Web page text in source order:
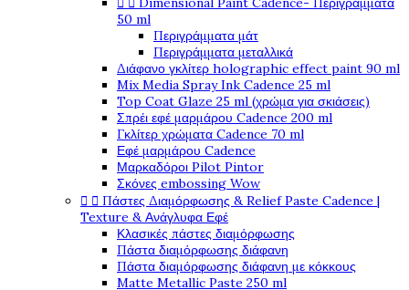
50 ml
Περιγράμματα μάτ
Περιγράμματα μεταλλικά
Διάφανο γκλίτερ holographic effect paint 90 ml
Mix Media Spray Ink Cadence 25 ml
Top Coat Glaze 25 ml (χρώμα για σκιάσεις)
Σπρέι εφέ μαρμάρου Cadence 200 ml
Γκλίτερ χρώματα Cadence 70 ml
Εφέ μαρμάρου Cadence
Μαρκαδόροι Pilot Pintor
Σκόνες embossing Wow
  Πάστες Διαμόρφωσης & Relief Paste Cadence |
Texture & Ανάγλυφα Εφέ
Κλασικές πάστες διαμόρφωσης
Πάστα διαμόρφωσης διάφανη
Πάστα διαμόρφωσης διάφανη με κόκκους
Matte Metallic Paste 250 ml